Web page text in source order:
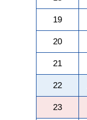
19
20
21
22
23